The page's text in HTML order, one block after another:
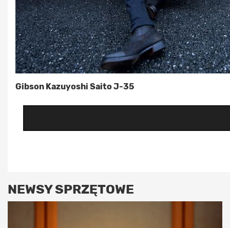
Gibson Kazuyoshi Saito J-35
NEWSY SPRZĘTOWE